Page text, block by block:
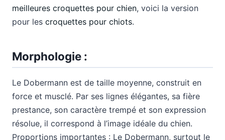
meilleures croquettes pour chien, voici la version
pour les croquettes pour chiots.
Morphologie :
Le Dobermann est de taille moyenne, construit en
force et musclé. Par ses lignes élégantes, sa fière
prestance, son caractère trempé et son expression
résolue, il correspond à l’image idéale du chien.
Proportions importantes : Le Dobermann, surtout le